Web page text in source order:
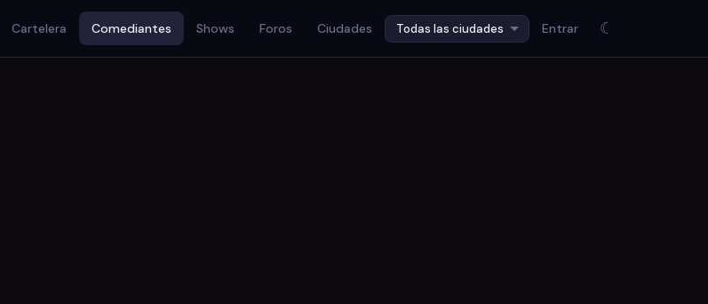
Cartelera Comediantes Shows Foros Ciudades Entrar ☾